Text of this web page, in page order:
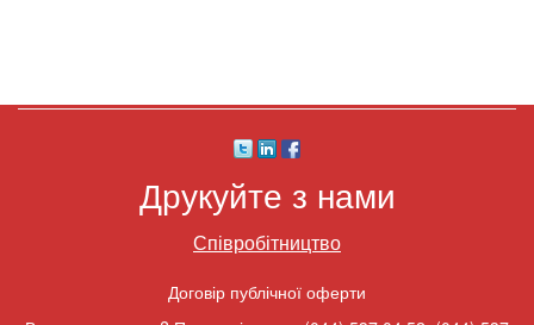
Друкуйте з нами
Співробітництво
Договір публічної оферти